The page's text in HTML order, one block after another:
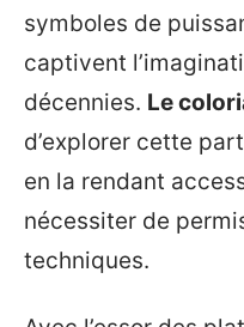
symboles de
captivent
décennies. Le
d’explorer cette
en la rendant
nécessiter de
techniques.